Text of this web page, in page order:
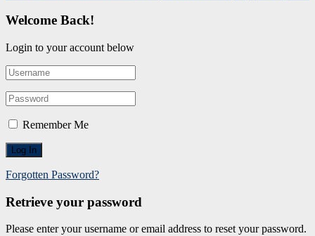
Welcome Back!
Login to your account below
Remember Me
Forgotten Password?
Retrieve your password
Please enter your username or email address to reset your password.